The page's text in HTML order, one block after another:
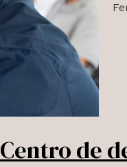
Centro de